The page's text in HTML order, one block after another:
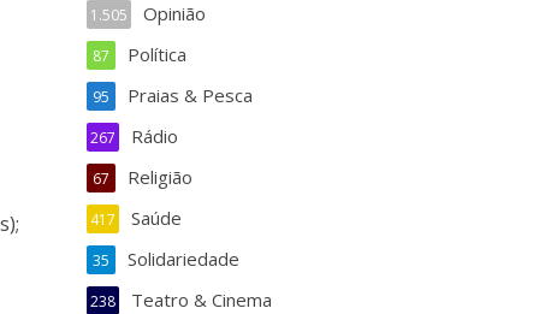
Opinião
1.505
Política
87
Praias & Pesca
95
Rádio
267
Religião
67
Saúde
417
Solidariedade
35
Teatro & Cinema
238